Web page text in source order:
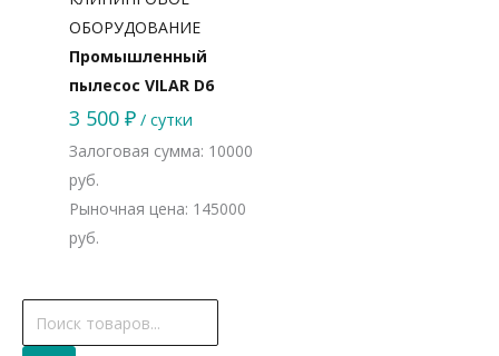
о
ОБОРУДОВАНИЕ
Промышленный
пылесос VILAR D6
3 500 ₽ / сутки
Залоговая сумма: 10000
руб.
Рыночная цена: 145000
руб.